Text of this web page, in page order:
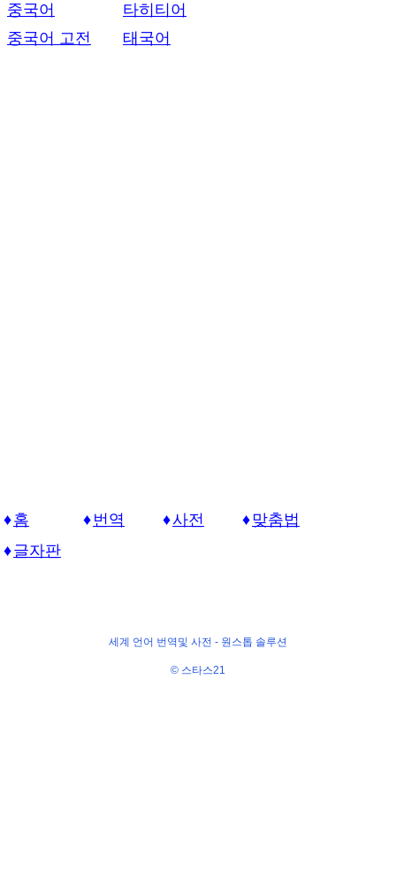
중국어
중국어 고전
타히티어
태국어
홈 번역 사전
맞춤법
글자판
세계 언어 번역및 사전 - 원스톱 솔루션
© 스타스21